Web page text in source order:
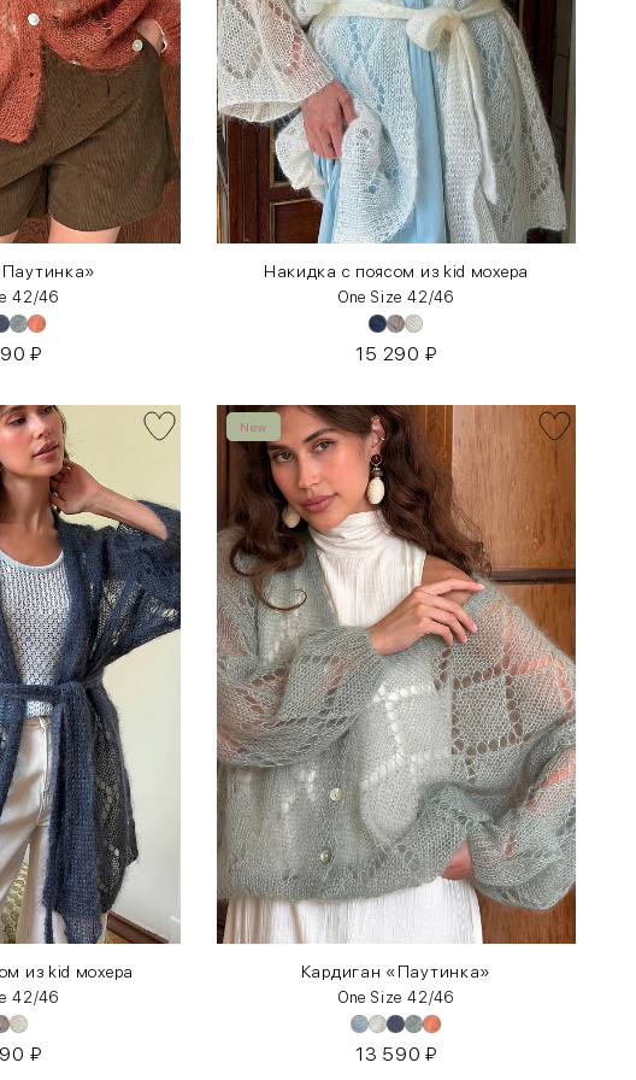
42/46
₽
Накидка с поясом из kid мохера
One Size 42/46
15 290 ₽
из kid мохера
42/46
₽
New
Кардиган «Паутинка»
One Size 42/46
13 590₽